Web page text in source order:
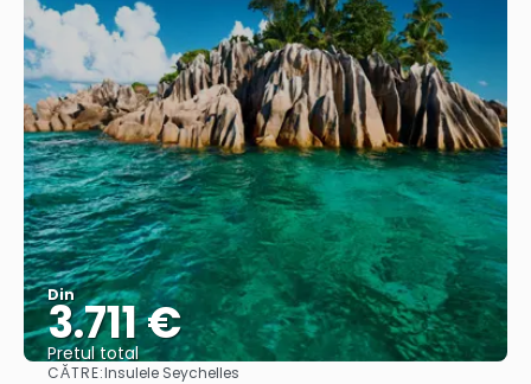
Din
3.711 €
Pretul total
CĂTRE:Insulele Seychelles